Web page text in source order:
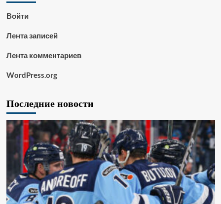
Войти
Лента записей
Лента комментариев
WordPress.org
Последние новости